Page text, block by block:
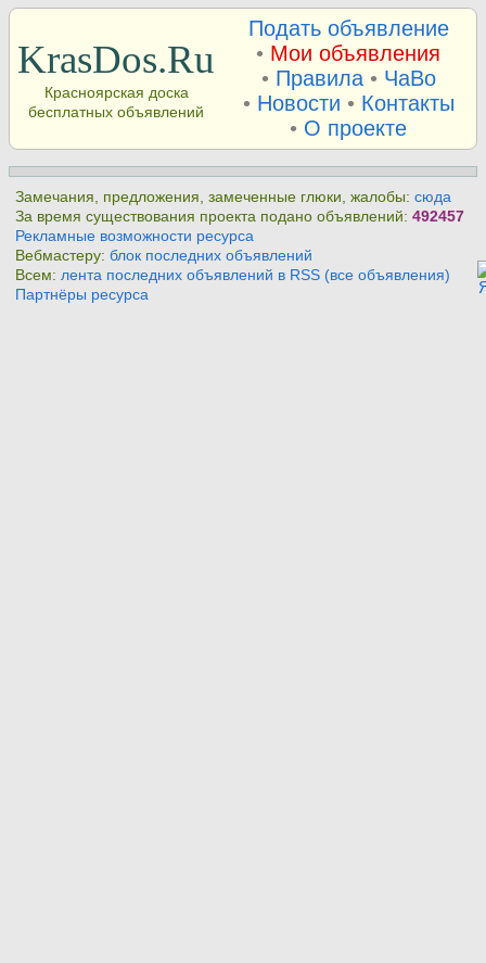
KrasDos.Ru
Красноярская доска
бесплатных объявлений
Подать объявление
• Мои объявления
• Правила• ЧаВо
• Новости • Контакты
• О проекте
Замечания, предложения, замеченные глюки, жалобы:сюда
За время существования проекта подано объявлений:492457
Рекламные возможности ресурса
Вебмастеру:блок последних объявлений
Всем: лента последних объявлений в RSS (все объявления)
Партнёры ресурса